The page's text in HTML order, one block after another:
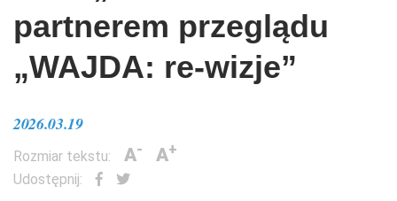
partnerem przeglądu
„WAJDA: re-wizje”
2026.03.19
Rozmiar tekstu: A- A+
Udostępnij: